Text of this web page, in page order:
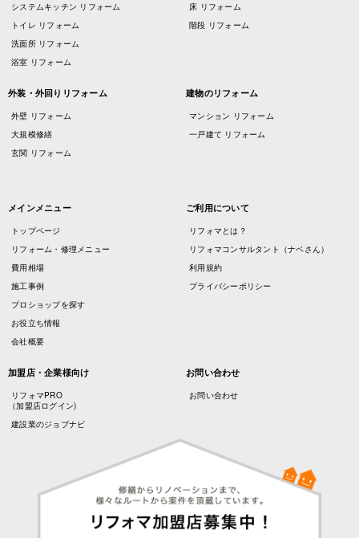
システムキッチン リフォーム
トイレ リフォーム
洗面所 リフォーム
浴室 リフォーム
床 リフォーム
階段 リフォーム
外装・外回りリフォーム
外壁 リフォーム
大規模修繕
玄関 リフォーム
建物のリフォーム
マンション リフォーム
一戸建て リフォーム
メインメニュー
トップページ
リフォーム・修理メニュー
費用相場
施工事例
プロショップを探す
お役立ち情報
会社概要
ご利用について
リフォマとは？
リフォマコンサルタント（ナベさん）
利用規約
プライバシーポリシー
加盟店・企業様向け
リフォマPRO
（加盟店ログイン)
建設業のジョブナビ
お問い合わせ
お問い合わせ